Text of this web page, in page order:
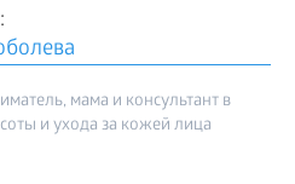
мама и консультант в
и ухода за кожей лица